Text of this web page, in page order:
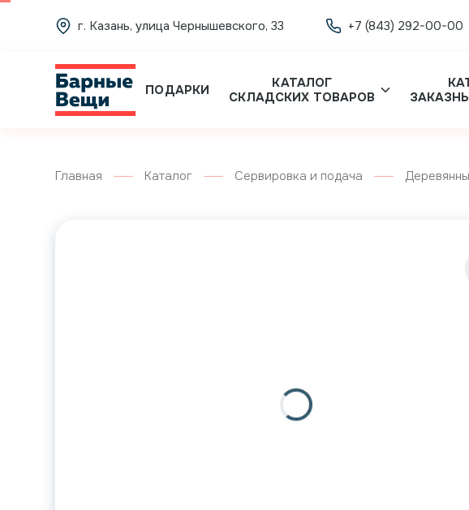
г. Казань, улица Чернышевского, 33 +7 (843) 292-00-00
ПОДАРКИ
КАТАЛОГ
СКЛАДСКИХ ТОВАРОВ
Главная Каталог Сервировка и подача